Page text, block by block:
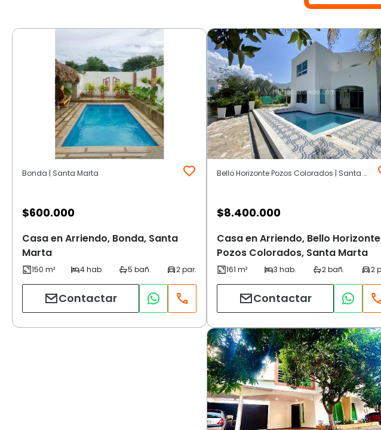
Bonda | Santa Marta
$600.000
Casa en Arriendo, Bonda, Santa
Marta
Contactar
Bello Horizonte Pozos Colorados | Santa Marta
$8.400.000
Casa en Arriendo, Bello Horizonte
Pozos Colorados, Santa Marta
Contactar